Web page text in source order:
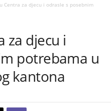
Centra za djecu i odrasle s posebnim
za djecu i
potrebama u
kantona